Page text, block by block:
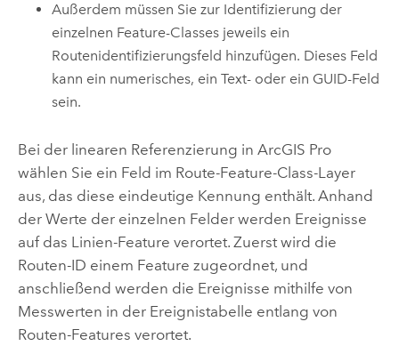
Außerdem müssen Sie zur Identifizierung der
einzelnen Feature-Classes jeweils ein
Routenidentifizierungsfeld hinzufügen. Dieses Feld
kann ein numerisches, ein Text- oder ein GUID-Feld
sein.
Bei der linearen Referenzierung in ArcGIS Pro
wählen Sie ein Feld im Route-Feature-Class-Layer
aus, das diese eindeutige Kennung enthält. Anhand
der Werte der einzelnen Felder werden Ereignisse
auf das Linien-Feature verortet. Zuerst wird die
Routen-ID einem Feature zugeordnet, und
anschließend werden die Ereignisse mithilfe von
Messwerten in der Ereignistabelle entlang von
Routen-Features verortet.